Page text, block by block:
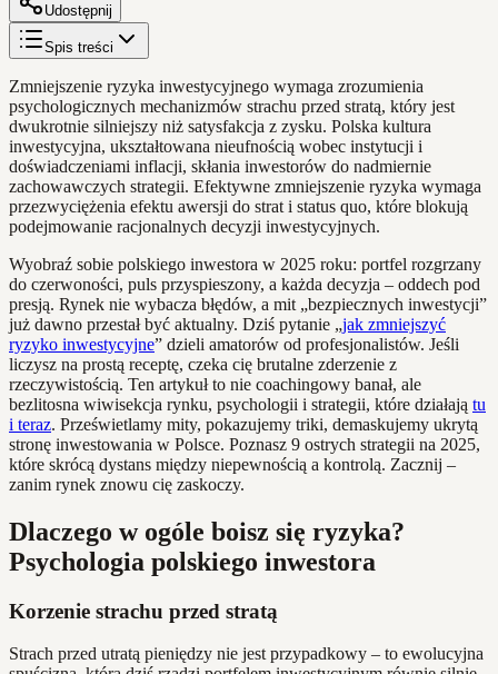
Udostępnij
Spis treści
Zmniejszenie ryzyka inwestycyjnego wymaga zrozumienia
psychologicznych mechanizmów strachu przed stratą, który jest
dwukrotnie silniejszy niż satysfakcja z zysku. Polska kultura
inwestycyjna, ukształtowana nieufnością wobec instytucji i
doświadczeniami inflacji, skłania inwestorów do nadmiernie
zachowawczych strategii. Efektywne zmniejszenie ryzyka wymaga
przezwyciężenia efektu awersji do strat i status quo, które blokują
podejmowanie racjonalnych decyzji inwestycyjnych.
Wyobraź sobie polskiego inwestora w 2025 roku: portfel rozgrzany
do czerwoności, puls przyspieszony, a każda decyzja – oddech pod
presją. Rynek nie wybacza błędów, a mit „bezpiecznych inwestycji”
już dawno przestał być aktualny. Dziś pytanie „jak zmniejszyć
ryzyko inwestycyjne” dzieli amatorów od profesjonalistów. Jeśli
liczysz na prostą receptę, czeka cię brutalne zderzenie z
rzeczywistością. Ten artykuł to nie coachingowy banał, ale
bezlitosna wiwisekcja rynku, psychologii i strategii, które działają tu
i teraz. Prześwietlamy mity, pokazujemy triki, demaskujemy ukrytą
stronę inwestowania w Polsce. Poznasz 9 ostrych strategii na 2025,
które skrócą dystans między niepewnością a kontrolą. Zacznij –
zanim rynek znowu cię zaskoczy.
Dlaczego w ogóle boisz się ryzyka?
Psychologia polskiego inwestora
Korzenie strachu przed stratą
Strach przed utratą pieniędzy nie jest przypadkowy – to ewolucyjna